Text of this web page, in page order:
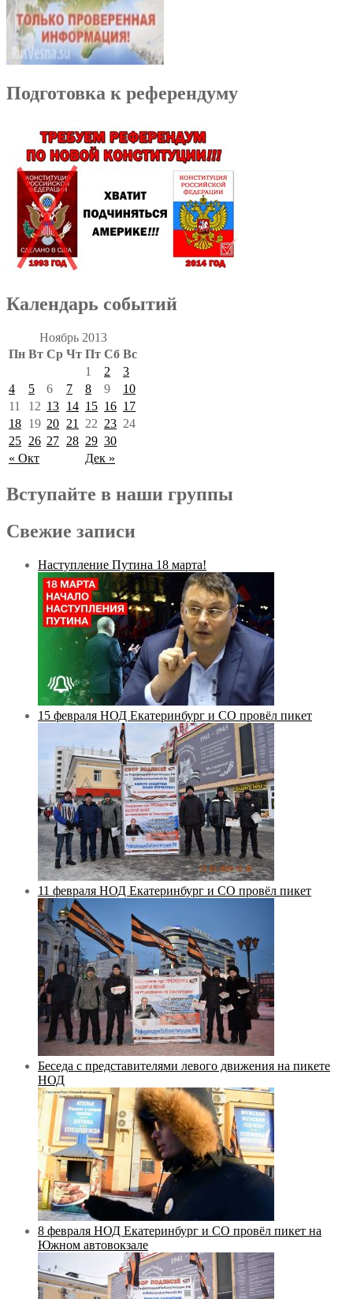
Подготовка к референдуму
Календарь событий
Ноябрь 2013
Пн Вт Ср Чт Пт Сб Вс
« Окт Дек »
1 2
3
4
5 6 7 8 9
10
11
12 13 14 15 16 17
18 19 20 21 22 23 24
25 26 27 28 29 30
Вступайте в наши группы
Свежие записи
Наступление Путина 18 марта!
15 февраля НОД Екатеринбург и СО провёл пикет
11 февраля НОД Екатеринбург и СО провёл пикет
Беседа с представителями левого движения на пикете
НОД
8 февраля НОД Екатеринбург и СО провёл пикет на
Южном автовокзале